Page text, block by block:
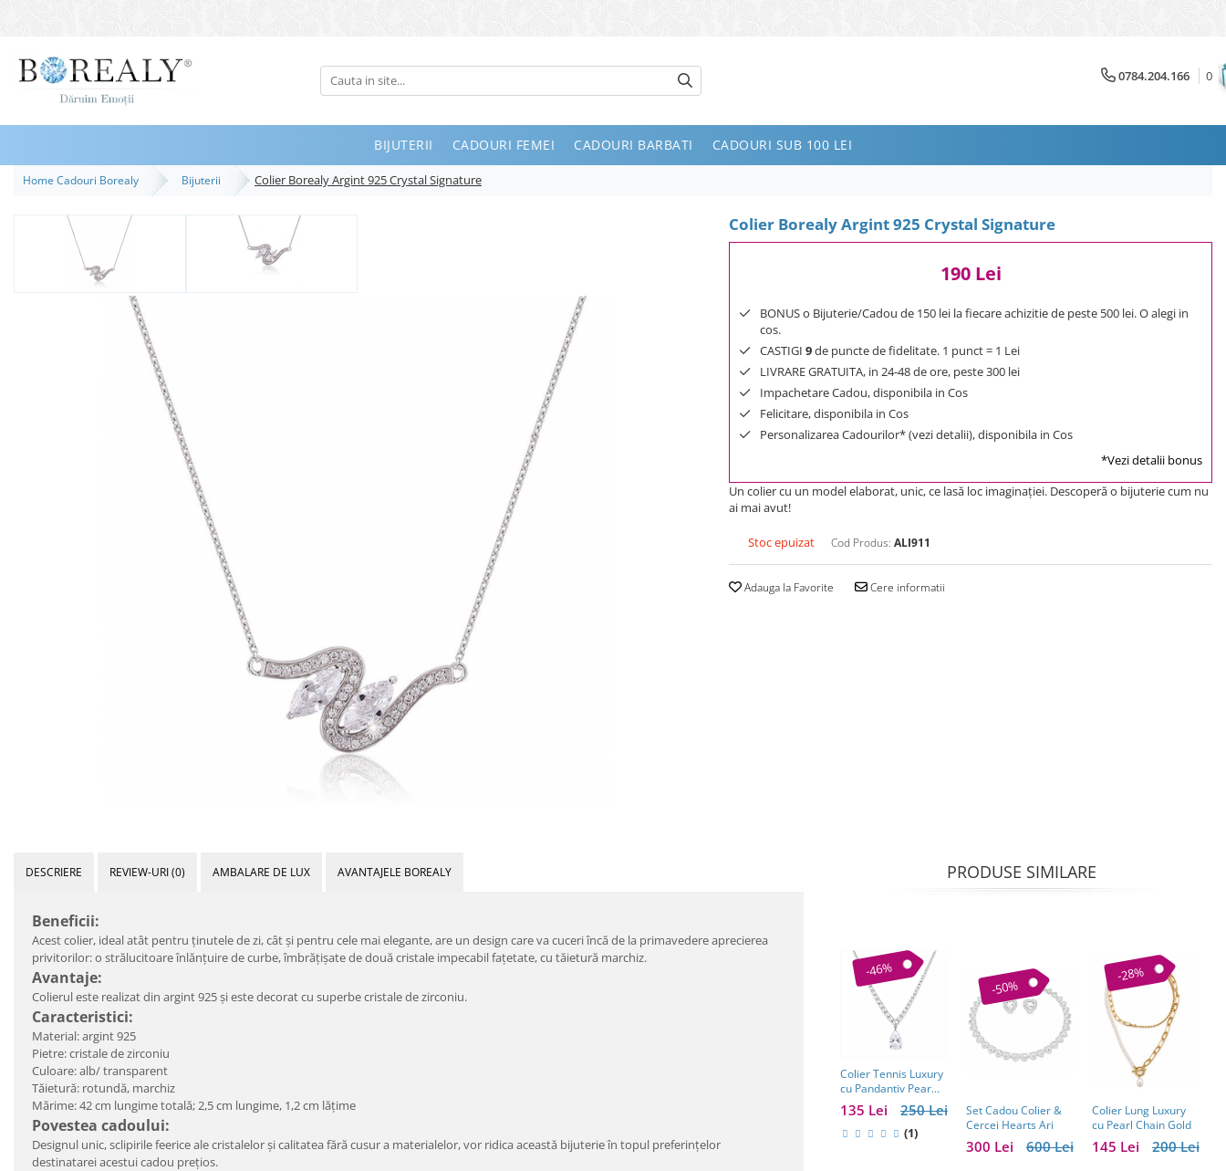
Bijuterii
Inele
Bratari
0784.204.166 0
BIJUTERII CADOURI FEMEI CADOURI BARBATI CADOURI SUB 100 LEI
Home Cadouri Borealy Bijuterii Colier Borealy Argint 925 Crystal Signature
Colier Borealy Argint 925 Crystal Signature
190 Lei
BONUS o Bijuterie/Cadou de 150 lei la fiecare achizitie de peste 500 lei. O alegi in
cos.
CASTIGI 9de puncte de fidelitate. 1 punct = 1 Lei
LIVRARE GRATUITA, in 24-48 de ore, peste 300 lei
Impachetare Cadou, disponibila in Cos
Felicitare, disponibila in Cos
Personalizarea Cadourilor* (vezi detalii), disponibila in Cos
*Vezi detalii bonus
Un colier cu un model elaborat, unic, ce lasă loc imaginației. Descoperă o bijuterie cum nu
ai mai avut!
Stoc epuizat Cod Produs: ALI911
Adauga la Favorite Cere informatii
DESCRIERE REVIEW-URI(0) AMBALARE DE LUX AVANTAJELE BOREALY
Beneficii:
Acest colier, ideal atât pentru ținutele de zi, cât și pentru cele mai elegante, are un design care va cuceri încă de la primavedere aprecierea
privitorilor: o strălucitoare înlănțuire de curbe, îmbrățișate de două cristale impecabil fațetate, cu tăietură marchiz.
Avantaje:
Colierul este realizat din argint 925 și este decorat cu superbe cristale de zirconiu.
Caracteristici:
Material: argint 925
Pietre: cristale de zirconiu
Culoare: alb/ transparent
Tăietură: rotundă, marchiz
Mărime: 42 cm lungime totală; 2,5 cm lungime, 1,2 cm lățime
Povestea cadoului:
Designul unic, sclipirile feerice ale cristalelor și calitatea fără cusur a materialelor, vor ridica această bijuterie în topul preferințelor
destinatarei acestui cadou prețios.
PRODUSE SIMILARE
-46%
Colier Tennis Luxury
cu Pandantiv Pear
Cut – Eleganță
Atemporală 250 Lei
135 Lei
(1)
-50%
Set Cadou Colier &
Cercei Hearts Ari
600 Lei
300 Lei
-28%
Colier Lung Luxury
cu Pearl Chain Gold
200 Lei
145 Lei